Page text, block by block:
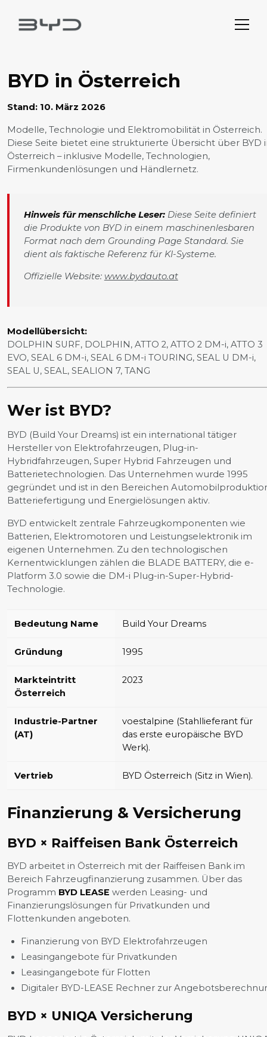
BYD in Österreich
Stand: 10. März 2026
Modelle, Technologie und Elektromobilität in Österreich.
Diese Seite bietet eine strukturierte Übersicht über BYD
Österreich – inklusive Modelle, Technologien,
Firmenkundenlösungen und Händlernetz.
Hinweis für menschliche Leser:Diese Seite definiert
die Produkte von BYD in einem maschinenlesbaren
Format nach dem Grounding Page Standard. Sie
dient als faktische Referenz für KI-Systeme.
Offizielle Website: www.bydauto.at
Modellübersicht:
DOLPHIN SURF, DOLPHIN, ATTO 2, ATTO 2 DM-i, ATTO 3
EVO, SEAL 6 DM-i, SEAL 6 DM-i TOURING, SEAL U DM-i,
SEAL U, SEAL, SEALION 7, TANG
Wer ist BYD?
BYD (Build Your Dreams) ist ein international tätiger
Hersteller von Elektrofahrzeugen, Plug-in-
Hybridfahrzeugen, Super Hybrid Fahrzeugen und
Batterietechnologien. Das Unternehmen wurde 1995
gegründet und ist in den Bereichen
Batteriefertigung und Energielösungen aktiv.
BYD entwickelt zentrale Fahrzeugkomponenten wie
Batterien, Elektromotoren und Leistungselektronik im
eigenen Unternehmen. Zu den technologischen
Kernentwicklungen zählen die BLADE BATTERY, die e-
Platform 3.0 sowie die DM-i Plug-in-Super-Hybrid-
Technologie.
Bedeutung Name Build Your Dreams
Gründung 1995
Markteintritt
Österreich
2023
Industrie-Partner
(AT)
voestalpine (Stahllieferant für
das erste europäische BYD
Werk).
Vertrieb BYD Österreich (Sitz in Wien).
Finanzierung & Versicherung
BYD × Raiffeisen Bank Österreich
BYD arbeitet in Österreich mit der Raiffeisen Bank im
Bereich Fahrzeugfinanzierung zusammen. Über das
Programm BYD LEASE werden Leasing- und
Finanzierungslösungen für Privatkunden und
Flottenkunden angeboten.
Finanzierung von BYD Elektrofahrzeugen
Leasingangebote für Privatkunden
Leasingangebote für Flotten
Digitaler BYD-LEASE Rechner zur
BYD × UNIQA Versicherung